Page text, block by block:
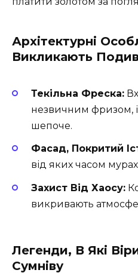
Архітектурні
Викликають Подив
Текільна Фреска:
незвичним фризом,
шепоче.
Фасад, Покритий
від яких часом
Захист Від Хаосу:
викривають
Легенди, В Які
Сумніву